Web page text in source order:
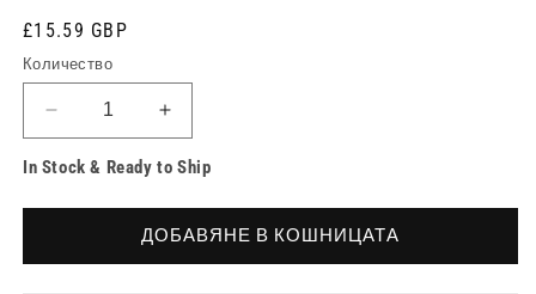
Редовна
цена
£15.59 GBP
Количество
Намаляване
на
количеството
Strap
Увеличете
количеството
за
Strap
for
In Stock & Ready to Ship
ДОБАВЯНЕ В КОШНИЦАТА